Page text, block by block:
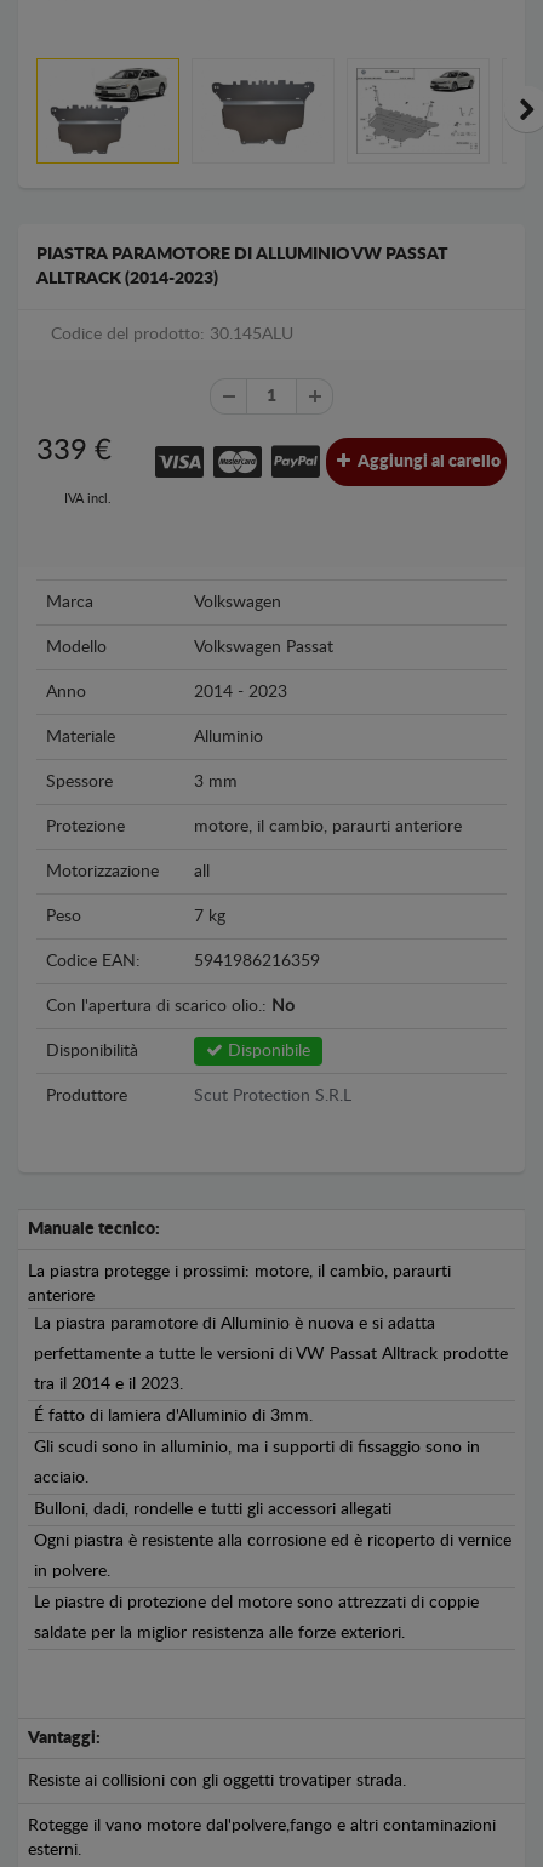
PIASTRA PARAMOTORE DI ALLUMINIO VW PASSAT
ALLTRACK (2014-2023)
Codice del prodotto: 30.145ALU
339 €
IVA incl.
Aggiungi al carello
Marca Volkswagen
Modello Volkswagen Passat
Anno 2014 - 2023
Materiale Alluminio
Spessore 3 mm
Protezione motore, il cambio, paraurti anteriore
Motorizzazione all
Peso 7 kg
Codice EAN: 5941986216359
Con l'apertura di scarico olio.: No
Disponibilità Disponibile
Produttore Scut Protection S.R.L
Manuale tecnico:
La piastra protegge i prossimi: motore, il cambio, paraurti
anteriore
La piastra paramotore di Alluminio è nuova e si adatta
perfettamente a tutte le versioni di VW Passat Alltrack prodotte
tra il 2014 e il 2023.
É fatto di lamiera d'Alluminio di 3mm.
Gli scudi sono in alluminio, ma i supporti di fissaggio sono in
acciaio.
Bulloni, dadi, rondelle e tutti gli accessori allegati
Ogni piastra è resistente alla corrosione ed è ricoperto di vernice
in polvere.
Le piastre di protezione del motore sono attrezzati di coppie
saldate per la miglior resistenza alle forze exteriori.
Vantaggi:
Resiste ai collisioni con gli oggetti trovatiper strada.
Rotegge il vano motore dal'polvere,fango e altri contaminazioni
esterni.